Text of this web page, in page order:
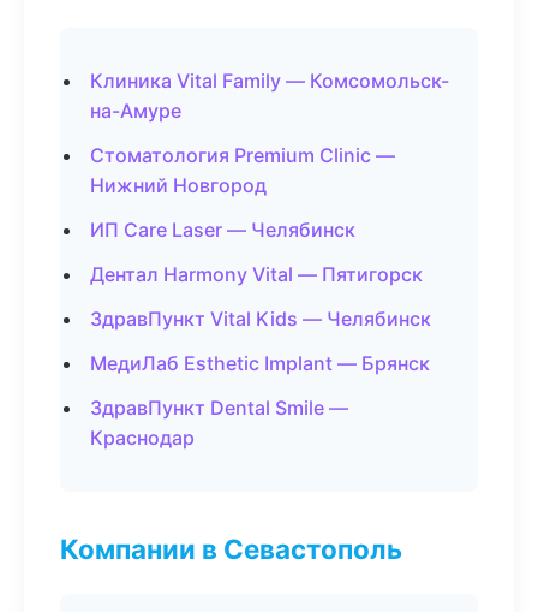
Клиника Vital Family — Комсомольск-
на-Амуре
Стоматология Premium Clinic —
Нижний Новгород
ИП Care Laser — Челябинск
Дентал Harmony Vital — Пятигорск
ЗдравПункт Vital Kids — Челябинск
МедиЛаб Esthetic Implant — Брянск
ЗдравПункт Dental Smile —
Краснодар
Компании в Севастополь